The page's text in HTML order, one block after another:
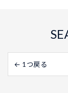
← 1つ戻る